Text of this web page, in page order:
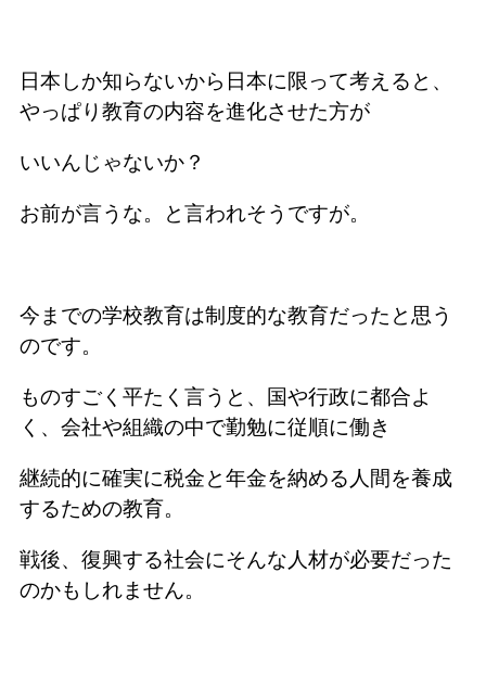
日本しか知らないから日本に限って考えると、
やっぱり教育の内容を進化させた方が
いいんじゃないか？
お前が言うな。と言われそうですが。
今までの学校教育は制度的な教育だったと思う
のです。
ものすごく平たく言うと、国や行政に都合よ
く、会社や組織の中で勤勉に従順に働き
継続的に確実に税金と年金を納める人間を養成
するための教育。
戦後、復興する社会にそんな人材が必要だった
のかもしれません。